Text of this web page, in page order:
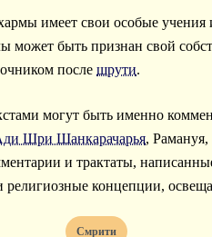
имеет свои особые
быть признан свой
после шрути.
могут быть именно
Шри Шанкарачарья,
и трактаты,
концепции,
Смрити